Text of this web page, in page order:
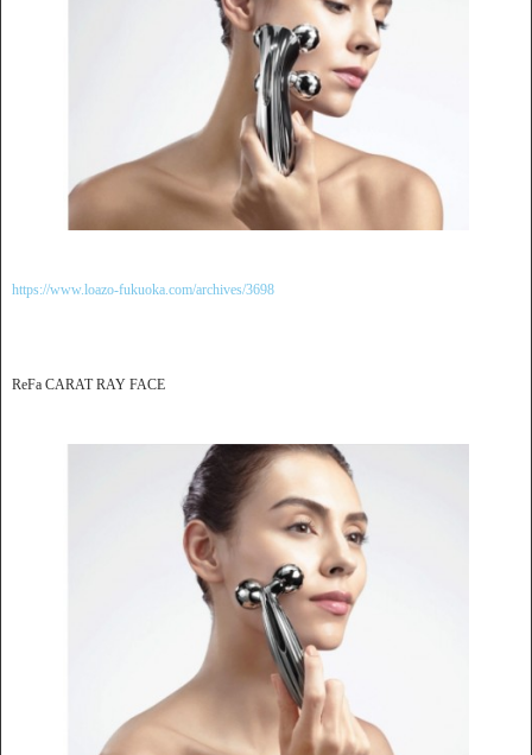
https://www.loazo-fukuoka.com/archives/3698
ReFa CARAT RAY FACE